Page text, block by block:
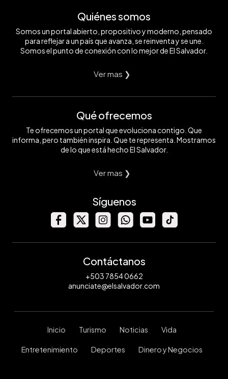
Quiénes somos
Somos un portal abierto, propositivo y moderno, pensado
para reflejar a un país que avanza, se reinventa y se une.
Somos el punto de conexión con lo mejor de El Salvador.
Ver mas ❯
Qué ofrecemos
Te ofrecemos un portal que evoluciona contigo. Que
informa, pero también inspira. Que te representa. Mostramos
de lo que está hecho El Salvador.
Ver mas ❯
Síguenos
Contáctanos
+503 7854 0662
anunciate@elsalvador.com
Inicio Turismo Noticias Vida
Entretenimiento Deportes Dinero y Negocios